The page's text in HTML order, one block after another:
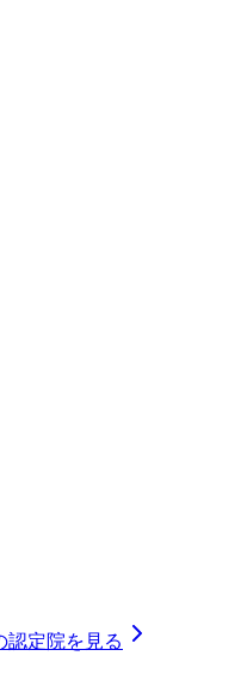
認定院を見る